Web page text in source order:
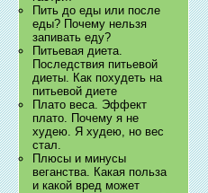
Пить до еды или после
еды? Почему нельзя
запивать еду?
Питьевая диета.
Последствия питьевой
диеты. Как похудеть на
питьевой диете
Плато веса. Эффект
плато. Почему я не
худею. Я худею, но вес
стал.
Плюсы и минусы
веганства. Какая польза
и какой вред может